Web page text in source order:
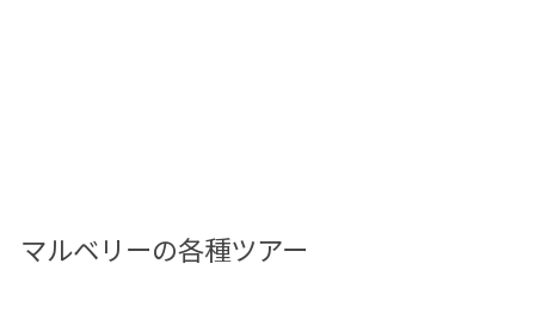
マルベリーの各種ツアー